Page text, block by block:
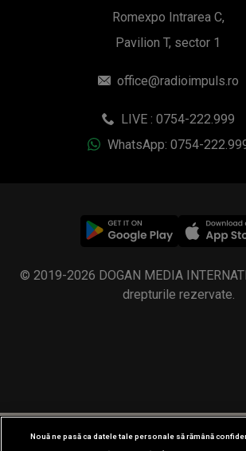
Romexpo Intrarea C,
Pavilion T, sector 1
office@radioimpuls.ro
LIVE : 0754-222.999
WhatsApp: 0754-
© 2019-2026 DOGAN MEDIA
drepturile rezervate.
Nouă ne pasă ca datele tale personale să rămână